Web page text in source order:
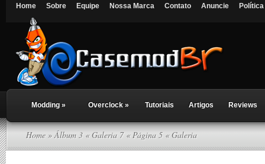
Home Sobre Equipe Nossa Marca Contato Anuncie
Modding » Overclock » Tutoriais Artigos Reviews
Home » Álbum 3 « Galeria 7 « Página 5 « Galeria